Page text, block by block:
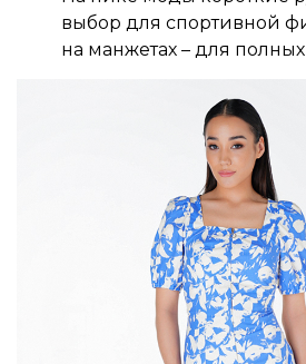
выбор для спортивной
на манжетах – для